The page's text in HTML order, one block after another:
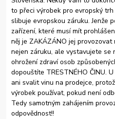
to přeci výrobek pro evropský
slibuje evropskou záruku. Jenže
zařízení, které musí mít
něj je ZAKÁZÁNO jej provozovat
nejen záruku, ale vystavujete se
ohrožení zdraví osob
dopouštíte TRESTNÉHO ČINU.
ani svalit vinu na prodejce,
výrobek používat, pokud není
Tedy samotným zahájením
odpovědnost!!